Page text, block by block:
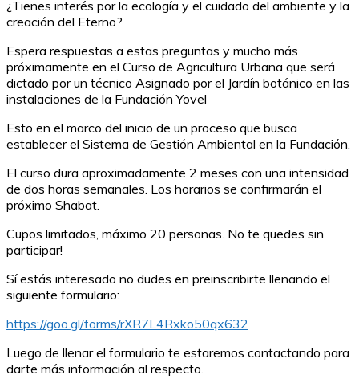
¿Tienes interés por la ecología y el cuidado del ambiente y la
creación del Eterno?
Espera respuestas a estas preguntas y mucho más
próximamente en el Curso de Agricultura Urbana que será
dictado por un técnico Asignado por el Jardín botánico en las
instalaciones de la Fundación Yovel
Esto en el marco del inicio de un proceso que busca
establecer el Sistema de Gestión Ambiental en la Fundación.
El curso dura aproximadamente 2 meses con una intensidad
de dos horas semanales. Los horarios se confirmarán el
próximo Shabat.
Cupos limitados, máximo 20 personas. No te quedes sin
participar!
Sí estás interesado no dudes en preinscribirte llenando el
siguiente formulario:
https://goo.gl/forms/rXR7L4Rxko50qx632
Luego de llenar el formulario te estaremos contactando para
darte más información al respecto.